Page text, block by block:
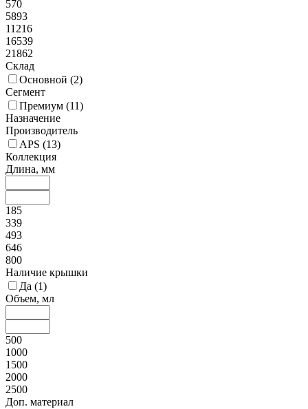
570
5893
11216
16539
21862
Склад
Основной (2)
Сегмент
Премиум (11)
Назначение
Производитель
APS (13)
Коллекция
Длина, мм
185
339
493
646
800
Наличие крышки
Да (1)
Объем, мл
500
1000
1500
2000
2500
Доп. материал